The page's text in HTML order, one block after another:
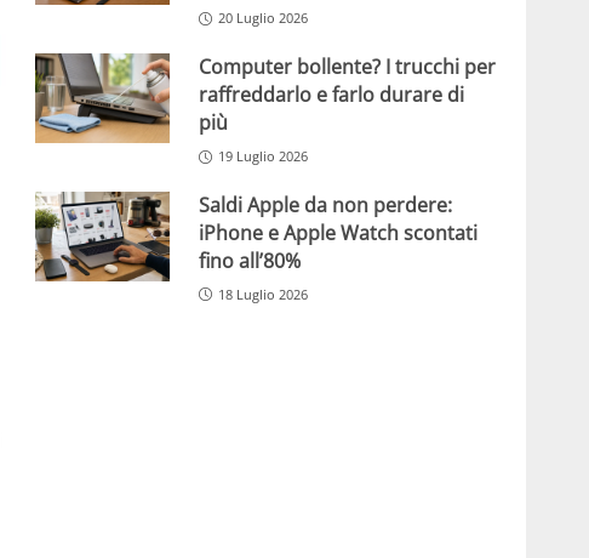
20 Luglio 2026
Computer bollente? I trucchi per
raffreddarlo e farlo durare di
più
19 Luglio 2026
Saldi Apple da non perdere:
iPhone e Apple Watch scontati
fino all’80%
18 Luglio 2026